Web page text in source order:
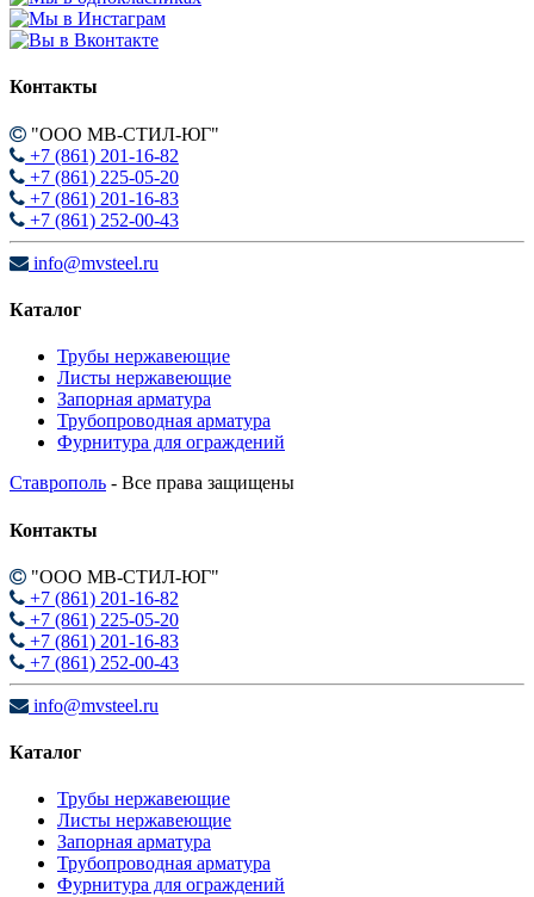
Контакты
"ООО МВ-СТИЛ-ЮГ"
+7 (861) 201-16-82
+7 (861) 225-05-20
+7 (861) 201-16-83
+7 (861) 252-00-43
info@mvsteel.ru
Каталог
Трубы нержавеющие
Листы нержавеющие
Запорная арматура
Трубопроводная арматура
Фурнитура для ограждений
Ставрополь - Все права защищены
Контакты
"ООО МВ-СТИЛ-ЮГ"
+7 (861) 201-16-82
+7 (861) 225-05-20
+7 (861) 201-16-83
+7 (861) 252-00-43
info@mvsteel.ru
Каталог
Трубы нержавеющие
Листы нержавеющие
Запорная арматура
Трубопроводная арматура
Фурнитура для ограждений